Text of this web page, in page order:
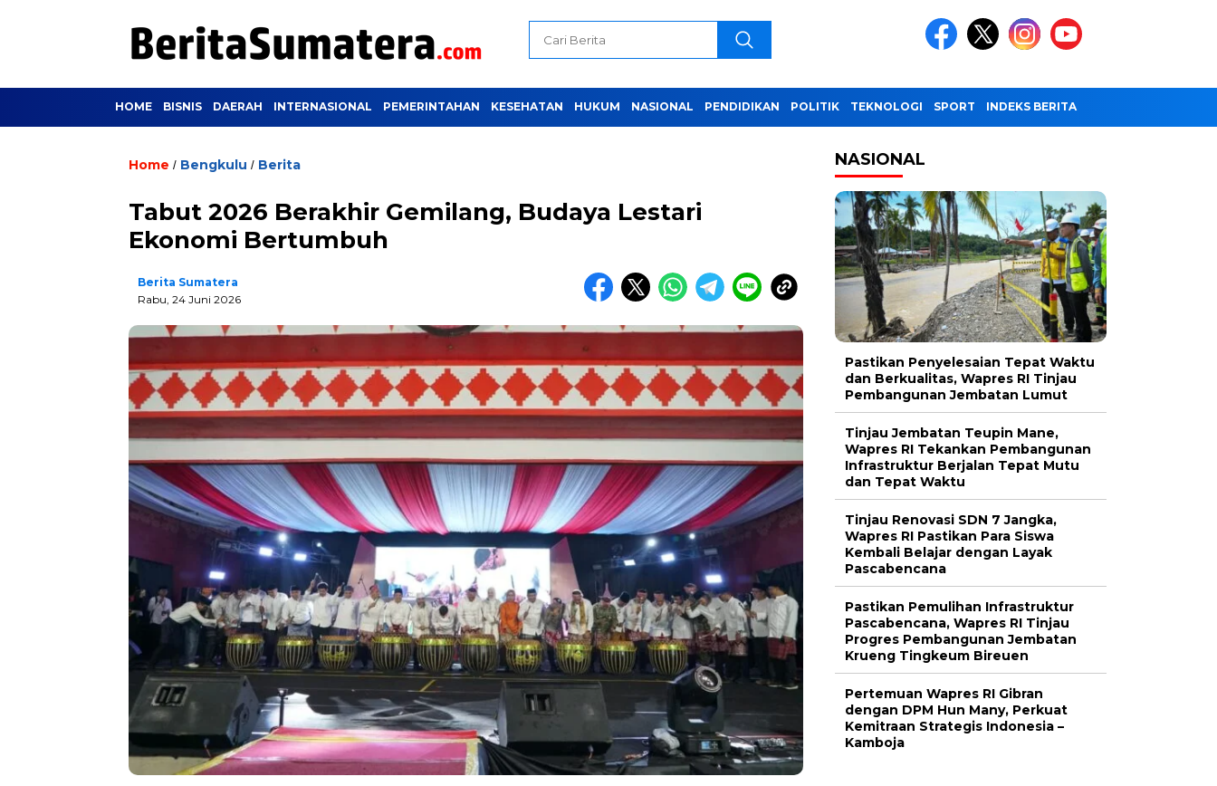
HOME BISNIS DAERAH INTERNASIONAL PEMERINTAHAN KESEHATAN HUKUM NASIONAL PENDIDIKAN POLITIK TEKNOLOGI SPORT INDEKS BERITA
Home / Bengkulu / Berita
Tabut 2026 Berakhir Gemilang, Budaya Lestari
Ekonomi Bertumbuh
Berita Sumatera
Rabu, 24 Juni 2026
NASIONAL
Pastikan Penyelesaian Tepat Waktu
dan Berkualitas, Wapres RI Tinjau
Pembangunan Jembatan Lumut
Tinjau Jembatan Teupin Mane,
Wapres RI Tekankan Pembangunan
Infrastruktur Berjalan Tepat Mutu
dan Tepat Waktu
Tinjau Renovasi SDN 7 Jangka,
Wapres RI Pastikan Para Siswa
Kembali Belajar dengan Layak
Pascabencana
Pastikan Pemulihan Infrastruktur
Pascabencana, Wapres RI Tinjau
Progres Pembangunan Jembatan
Krueng Tingkeum Bireuen
Pertemuan Wapres RI Gibran
dengan DPM Hun Many, Perkuat
Kemitraan Strategis Indonesia –
Kamboja